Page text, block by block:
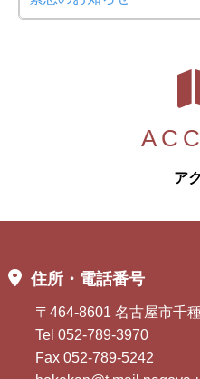
ア
住所・電話番号
〒464-8601 名古屋市千
Tel 052-789-3970
Fax 052-789-5242